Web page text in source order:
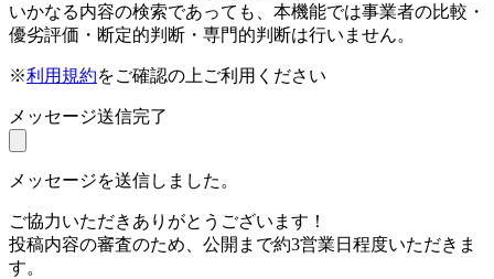
いかなる内容の検索であっても、本機能では事業者の比較・
優劣評価・断定的判断・専門的判断は行いません。
※利用規約をご確認の上ご利用ください
メッセージ送信完了
メッセージを送信しました。
ご協力いただきありがとうございます！
投稿内容の審査のため、公開まで約3営業日程度いただきま
す。